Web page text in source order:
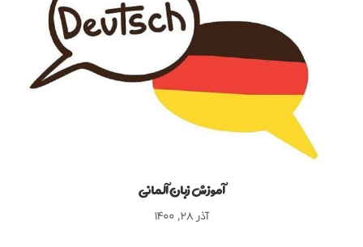
آموزش زبان آلمانی
آذر ۲۸, ۱۴۰۰